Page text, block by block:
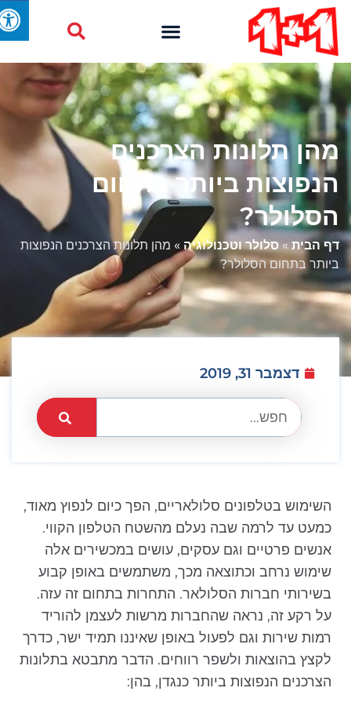
מהן תלונות הצרכנים
הנפוצות ביותר בתחום
הסלולר?
דף הבית» סלולר וטכנולוגיה» מהן תלונות הצרכנים הנפוצות
ביותר בתחום הסלולר?
דצמבר 31, 2019
השימוש בטלפונים סלולאריים, הפך כיום לנפוץ מאוד,
כמעט עד לרמה שבה נעלם מהשטח הטלפון הקווי.
אנשים פרטיים וגם עסקים, עושים במכשירים אלה
שימוש נרחב וכתוצאה מכך, משתמשים באופן קבוע
בשירותי חברות הסלולאר. התחרות בתחום זה עזה.
על רקע זה, נראה שהחברות מרשות לעצמן להוריד
רמות שירות וגם לפעול באופן שאיננו תמיד ישר, כדרך
לקצץ בהוצאות ולשפר רווחים. הדבר מתבטא בתלונות
הצרכנים הנפוצות ביותר כנגדן, בהן: